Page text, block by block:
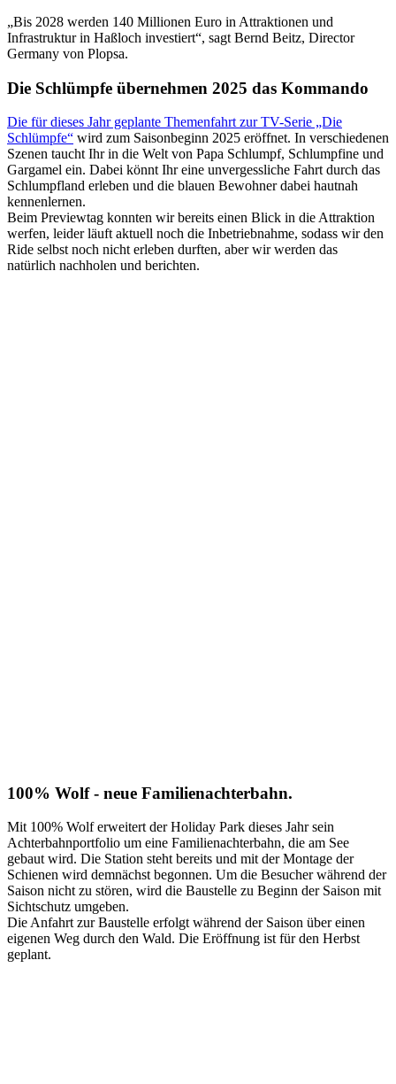
„Bis 2028 werden 140 Millionen Euro in Attraktionen und
Infrastruktur in Haßloch investiert“, sagt Bernd Beitz, Director
Germany von Plopsa.
Die Schlümpfe übernehmen 2025 das Kommando
Die für dieses Jahr geplante Themenfahrt zur TV-Serie „Die
Schlümpfe“ wird zum Saisonbeginn 2025 eröffnet. In verschiedenen
Szenen taucht Ihr in die Welt von Papa Schlumpf, Schlumpfine und
Gargamel ein. Dabei könnt Ihr eine unvergessliche Fahrt durch das
Schlumpfland erleben und die blauen Bewohner dabei hautnah
kennenlernen.
Beim Previewtag konnten wir bereits einen Blick in die Attraktion
werfen, leider läuft aktuell noch die Inbetriebnahme, sodass wir den
Ride selbst noch nicht erleben durften, aber wir werden das
natürlich nachholen und berichten.
100% Wolf - neue Familienachterbahn.
Mit 100% Wolf erweitert der Holiday Park dieses Jahr sein
Achterbahnportfolio um eine Familienachterbahn, die am See
gebaut wird. Die Station steht bereits und mit der Montage der
Schienen wird demnächst begonnen. Um die Besucher während der
Saison nicht zu stören, wird die Baustelle zu Beginn der Saison mit
Sichtschutz umgeben.
Die Anfahrt zur Baustelle erfolgt während der Saison über einen
eigenen Weg durch den Wald. Die Eröffnung ist für den Herbst
geplant.